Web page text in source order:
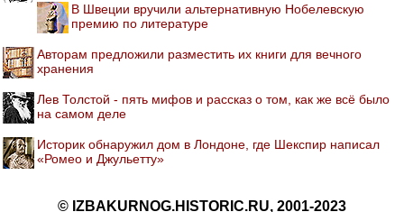
В Швеции вручили альтернативную Нобелевскую
премию по литературе
Авторам предложили разместить их книги для вечного
хранения
Лев Толстой - пять мифов и рассказ о том, как же всё было
на самом деле
Историк обнаружил дом в Лондоне, где Шекспир написал
«Ромео и Джульетту»
© IZBAKURNOG.HISTORIC.RU, 2001-2023